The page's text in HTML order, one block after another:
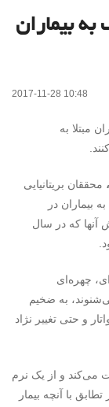
به بیماران
2017-11-28 10:48
مبتلا به
محققان بریتانیایی
بیماران در
که در سال
.
چهره‌ای
به ضخیم
و حتی تغییر نژاد
می‌کند و از یک نرم
با آنچه بیمار